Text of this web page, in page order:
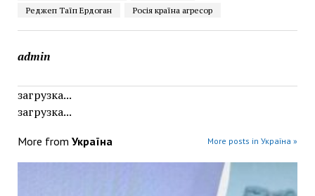
Реджеп Таїп Ердоган Росія країна агресор
admin
загрузка...
загрузка...
More from Україна More posts in Україна »